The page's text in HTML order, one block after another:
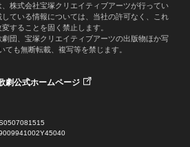
株式会社宝塚クリエイティブアーツが行ってい
ている情報については、当社の許可なく、これ
することを固く禁止します。
団、宝塚クリエイティブアーツの出版物ほか写
ても無断転載、複写等を禁じます。
劇公式ホームページ